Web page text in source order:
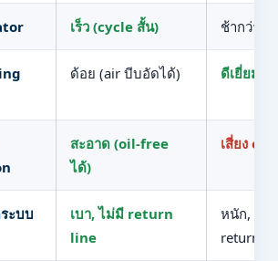
เร็ว (cycle สั้น) ช้ากว่า
ด้อย (air บีบอัดได้) ดีเยี่ยม
สะอาด (oil-free
ได้)
เสี่ยง oil
ะบบ
เบา, ไม่มี return
line
หนัก, ต้อ
return